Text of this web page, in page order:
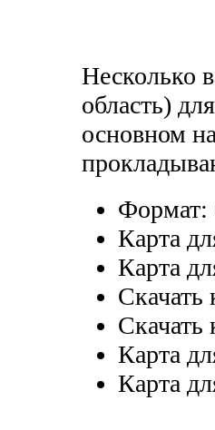
Несколько
область)
основном
Формат:
Карта
Карта
Скачать
Карта
Карта